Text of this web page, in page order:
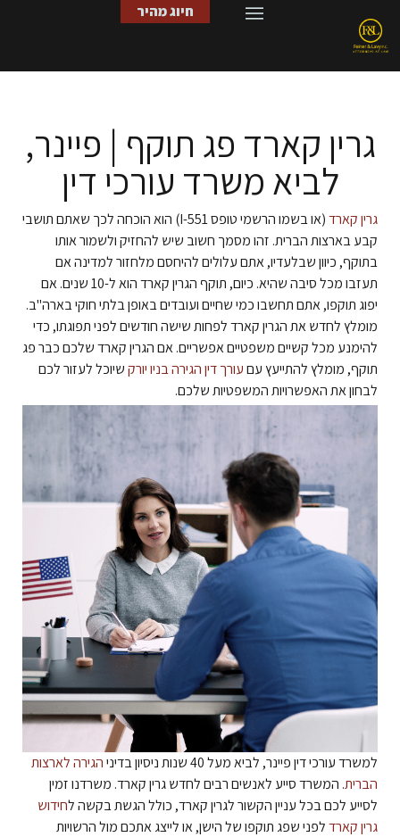
חיוג מהיר
גרין קארד פג תוקף | פיינר,
לביא משרד עורכי דין
גרין קארד
(או בשמו הרשמי טופס I-551) הוא הוכחה לכך שאתם תושבי
קבע בארצות הברית. זהו מסמך חשוב שיש להחזיק ולשמור אותו
בתוקף, כיוון שבלעדיו, אתם עלולים להיחסם מלחזור למדינה אם
תעזבו מכל סיבה שהיא. כיום, תוקף הגרין קארד הוא ל-10 שנים. אם
יפוג תוקפו, אתם תחשבו כמי שחיים ועובדים באופן בלתי חוקי בארה"ב.
מומלץ לחדש את הגרין קארד לפחות שישה חודשים לפני תפוגתו, כדי
להימנע מכל קשיים משפטיים אפשריים. אם הגרין קארד שלכם כבר פג
תוקף, מומלץ להתייעץ עםעורך דין הגירה בניו יורקשיוכל לעזור לכם
לבחון את האפשרויות המשפטיות שלכם.
למשרד עורכי דין פיינר, לביא מעל 40 שנות ניסיון בדיני
הגירה לארצות
הברית. המשרד סייע לאנשים רבים לחדש גרין קארד. משרדנו זמין
לסייע לכם בכל עניין הקשור לגרין קארד, כולל הגשת בקשה לחידוש
גרין קארדלפני שפג תוקפו של הישן, או לייצג אתכם מול הרשויות